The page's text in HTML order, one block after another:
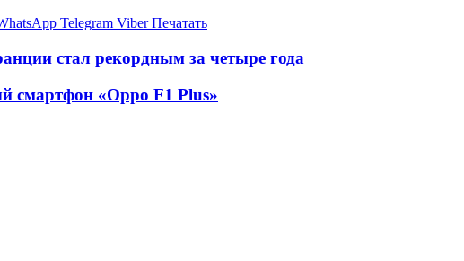
Telegram Viber Печатать
стал рекордным за четыре года
смартфон «Oppo F1 Plus»